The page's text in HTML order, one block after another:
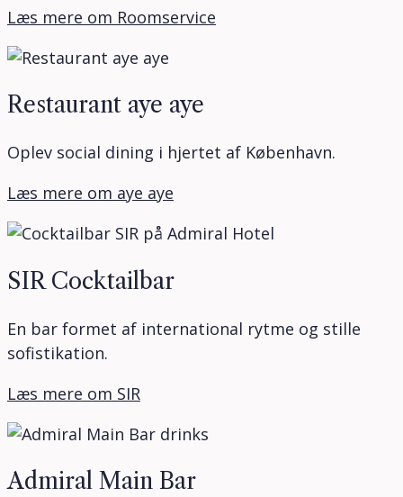
Læs mere om Roomservice
Restaurant aye aye
Oplev social dining i hjertet af København.
Læs mere om aye aye
SIR Cocktailbar
En bar formet af international rytme og stille
sofistikation.
Læs mere om SIR
Admiral Main Bar